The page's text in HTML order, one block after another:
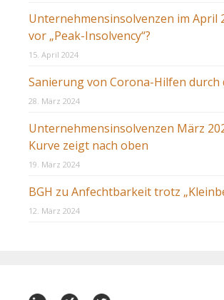
Unternehmensinsolvenzen im April
vor „Peak-Insolvency“?
15. April 2024
Sanierung von Corona-Hilfen durch
28. März 2024
Unternehmensinsolvenzen März
Kurve zeigt nach oben
19. März 2024
BGH zu Anfechtbarkeit trotz
12. März 2024